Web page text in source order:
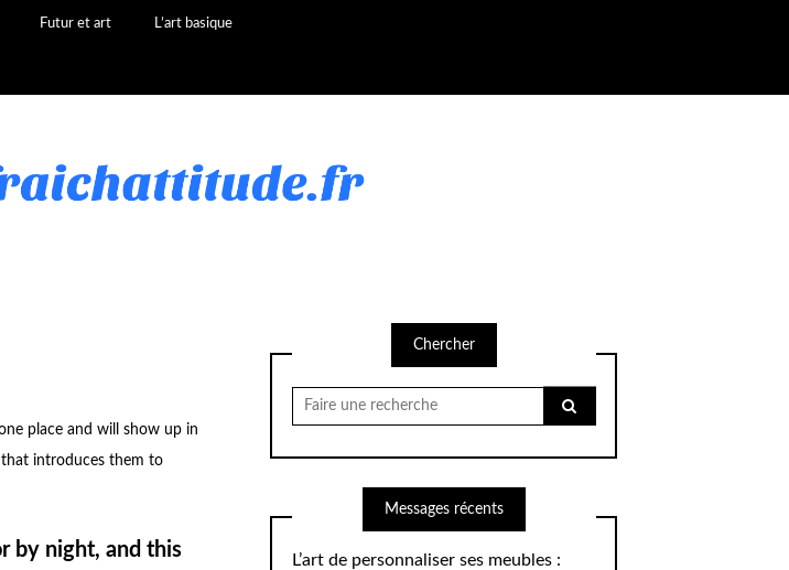
Futur et art L’art basique
place and will show up in
introduces them to
by night, and this
Chercher
pour:
Messages récents
L’art de personnaliser ses meubles :